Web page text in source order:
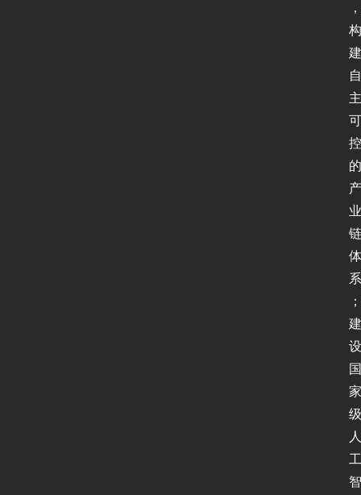
，
构
建
自
主
可
控
的
产
业
链
体
系
；
建
设
国
家
级
人
工
智